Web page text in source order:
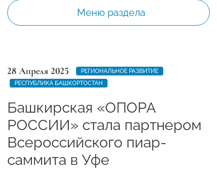
Меню раздела
28 Апреля 2025
РЕГИОНАЛЬНОЕ РАЗВИТИЕ
РЕСПУБЛИКА БАШКОРТОСТАН
Башкирская «ОПОРА
РОССИИ» стала партнером
Всероссийского пиар-
саммита в Уфе